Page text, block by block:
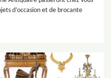
d’occasion et de brocante